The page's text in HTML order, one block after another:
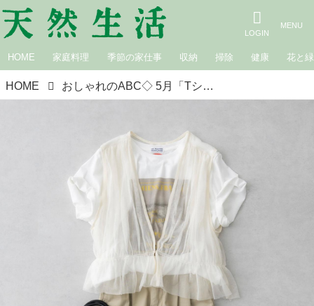
HOME 家庭料理 季節の家仕事 収納 掃除 健康 花と緑
HOME おしゃれのABC◇ 5月「Tシャツの選び方」その（3）〜レイヤードスタイル〜 現役スタイリストが、おしゃれの悩みを解決｜植村美智子